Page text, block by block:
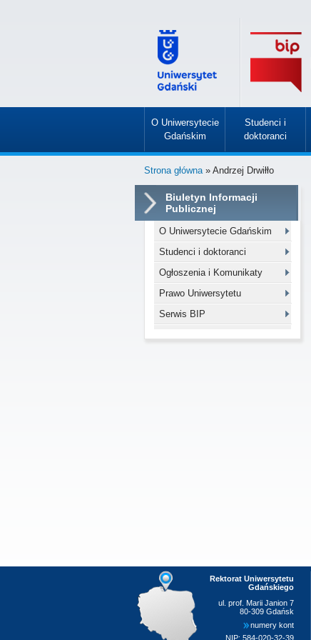
O Uniwersytecie
Gdańskim
»
Studenci i
doktoranci
»
Strona główna» Andrzej Drwiłło
Biuletyn Informacji
Publicznej
O Uniwersytecie Gdańskim
Studenci i doktoranci
Ogłoszenia i Komunikaty
Prawo Uniwersytetu
Serwis BIP
Rektorat Uniwersytetu
Gdańskiego
ul. prof. Marii Janion 7
80-309 Gdańsk
numery kont
NIP: 584-020-32-39